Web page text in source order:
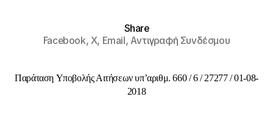
Share
Facebook,X, Email,Αντιγραφή Συνδέσμου
Παράταση Υποβολής Αιτήσεων υπ’αριθμ. 660 / 6 / 27277 / 01-08-
2018